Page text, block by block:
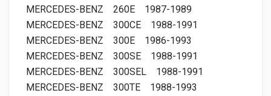
MERCEDES-BENZ
260E
1987-1989
MERCEDES-BENZ
300CE
1988-1991
MERCEDES-BENZ
300E
1986-1993
MERCEDES-BENZ
300SE
1988-1991
MERCEDES-BENZ
300SEL
1988-1991
MERCEDES-BENZ
300TE 1988-1993